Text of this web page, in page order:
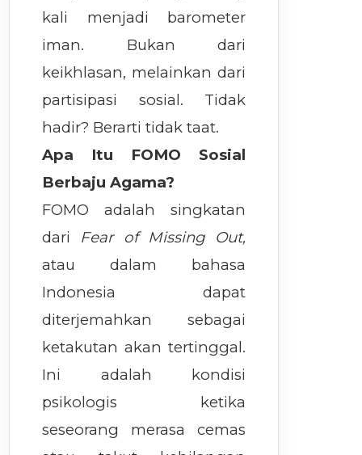
kali menjadi barometer
iman. Bukan dari
keikhlasan, melainkan dari
partisipasi sosial. Tidak
hadir? Berarti tidak taat.
Apa Itu FOMO Sosial
Berbaju Agama?
FOMO adalah singkatan
dari Fear of Missing Out,
atau dalam bahasa
Indonesia dapat
diterjemahkan sebagai
ketakutan akan tertinggal.
Ini adalah kondisi
psikologis ketika
seseorang merasa cemas